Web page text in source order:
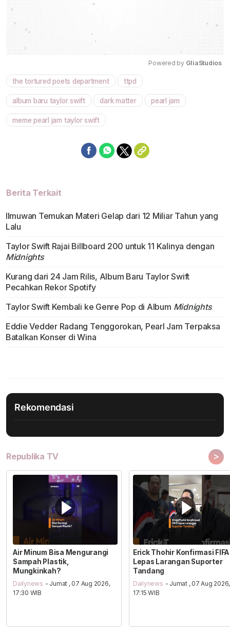
Powered by GliaStudios
the tortured poets department ttpd
album baru taylor swift dark matter pearl jam
meme pearl jam taylor swift
Berita Terkait
Ilmuwan Temukan Materi Gelap dari 12 Miliar Tahun yang
Lalu
Taylor Swift Rajai Billboard 200 untuk 11 Kalinya dengan
Midnights
Kurang dari 24 Jam Rilis, Album Baru Taylor Swift
Pecahkan Rekor Spotify
Taylor Swift Kembali ke Genre Pop di Album Midnights
Eddie Vedder Radang Tenggorokan, Pearl Jam Terpaksa
Batalkan Konser di Wina
Rekomendasi
Republika TV >
Air Minum Bisa Mengurangi
Sampah Plastik,
Mungkinkah?
Dailynews - Jumat , 07 Aug 2026,
17:30 WIB
Erick Thohir Konfirmasi FIFA
Lepas Larangan Suporter
Tandang
Dailynews - Jumat , 07 Aug 2026,
17:15 WIB